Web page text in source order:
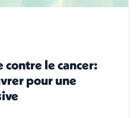
le cancer:
pour une